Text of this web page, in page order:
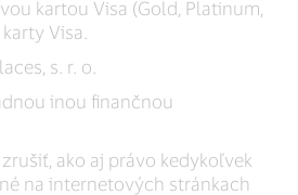
kartou Visa (Gold, Platinum,
Visa.
s. r. o.
inou finančnou
ako aj právo kedykoľvek
na internetových stránkach